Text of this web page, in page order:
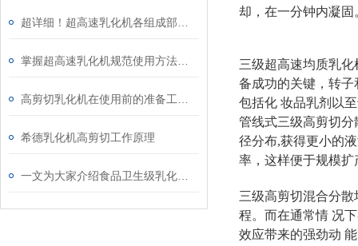
希德乳化机高剪切工作原理
却，在一分钟内凝固
三级超高速均质乳
备成功的关键，转
包括化 妆品乳剂以
管线式三级高剪切
径分布,获得更小的
率，这样便于规模扩
三级高剪切混合分
程。而在通常情 况
效应带来的强劲动